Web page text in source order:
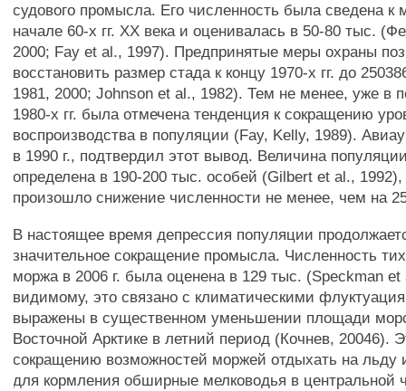
судового промысла. Его численность была сведена
начале 60-х гг. XX века и оценивалась в 50-80 тыс.
2000; Fay et al., 1997). Предпринятые меры охраны
восстановить размер стада к концу 1970-х гг. до
1981, 2000; Johnson et al., 1982). Тем не менее, уже в
1980-х гг. была отмечена тенденция к сокращению
воспроизводства в популяции (Fay, Kelly, 1989).
в 1990 г., подтвердил этот вывод. Величина
определена в 190-200 тыс. особей (Gilbert et al., 1992),
произошло снижение численности не менее, чем на
В настоящее время депрессия популяции
значительное сокращение промысла. Численность
моржа в 2006 г. была оценена в 129 тыс. (Speckman
видимому, это связано с климатическими
выражены в существенном уменьшении площади
Восточной Арктике в летний период (Кочнев, 20046).
сокращению возможностей моржей отдыхать на льду
для кормления обширные мелководья в центральной